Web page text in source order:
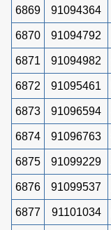
6869 91094364
6870 91094792
6871 91094982
6872 91095461
6873 91096594
6874 91096763
6875 91099229
6876 91099537
6877 91101034